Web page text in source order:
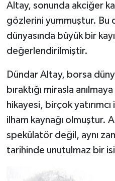
Altay, sonunda akciğer
gözlerini yummuştur. Bu
dünyasında büyük bir
değerlendirilmiştir.
Dündar Altay, borsa
bıraktığı mirasla
hikayesi, birçok
ilham kaynağı olmuştur.
spekülatör değil, aynı
tarihinde unutulmaz bir